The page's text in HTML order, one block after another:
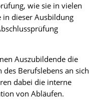
wie sie in vielen
dieser Ausbildung
Auszubildende die
Berufslebens an sich
dabei die interne
von Abläufen.